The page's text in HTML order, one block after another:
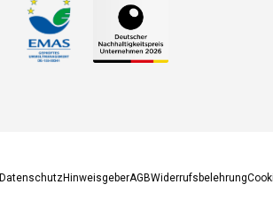
DatenschutzHinweisgeberAGBWiderrufsbelehrung